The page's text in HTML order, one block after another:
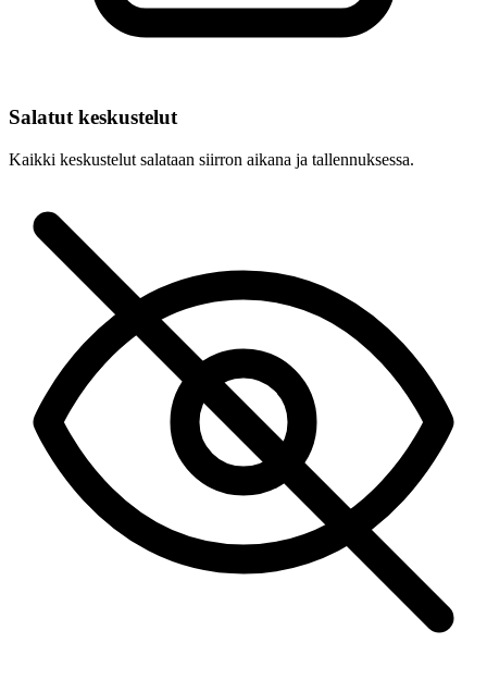
Salatut keskustelut
Kaikki keskustelut salataan siirron aikana ja tallennuksessa.